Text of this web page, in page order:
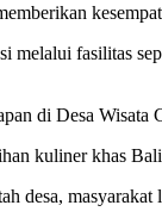
melalui fasilitas
di Desa Wisata
kuliner khas
desa,